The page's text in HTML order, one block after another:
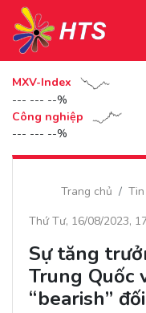
MXV-Index
--- --- --%
Công nghiệp
--- --- --%
Trang chủ
Thứ Tư, 16/08/2023,
Sự tăng
Trung Quốc
“bearish”